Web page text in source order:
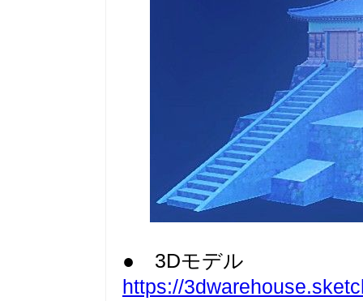
● 3Dモデル
https://